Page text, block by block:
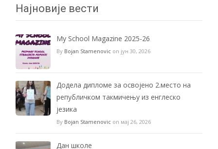
Најновије вести
My School Magazine 2025-26
By Bojan Stamenovic on јун 30, 2026
Додела дипломе за освојено 2.место на
републичком такмичењу из енглеско
језика
By Bojan Stamenovic on мај 26, 2026
Дан школе